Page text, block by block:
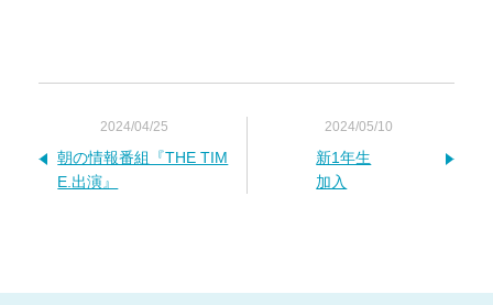
2024/04/25
朝の情報番組『THE TIM
E.出演』
2024/05/10
新1年生
加入